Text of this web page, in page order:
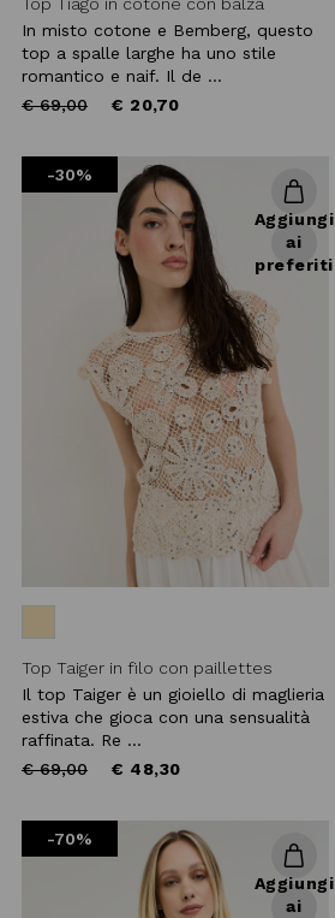
In misto cotone e Bemberg, questo
top a spalle larghe ha uno stile
romantico e naif. Il de ...
Price
€ 69,00to € 20,70
-30%
Aggiungi
ai
preferiti
Top Taiger in filo con paillettes
Il top Taiger è un gioiello di maglieria
estiva che gioca con una sensualità
raffinata. Re ...
Price
€ 69,00to € 48,30
-70%
Aggiungi
ai